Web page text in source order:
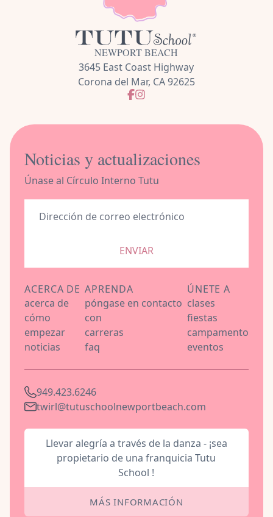
NEWPORT BEACH
3645 East Coast Highway
Corona del Mar, CA 92625
Noticias y actualizaciones
Únase al Círculo Interno Tutu
ENVIAR
ACERCA DE
acerca de
cómo
empezar
noticias
APRENDA
póngase en contacto
con
carreras
faq
ÚNETE A
clases
fiestas
campamento
eventos
949.423.6246
twirl@tutuschoolnewportbeach.com
Llevar alegría a través de la danza - ¡sea
propietario de una franquicia Tutu
School !
MÁS INFORMACIÓN